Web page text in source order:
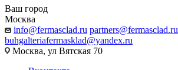
Ваш город
Москва
info@fermasclad.ru partners@fermasclad.ru
buhgalteriafermasklad@yandex.ru
Москва, ул Вятская 70